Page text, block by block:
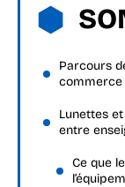
Parcours
Lunettes
entre
Ce que